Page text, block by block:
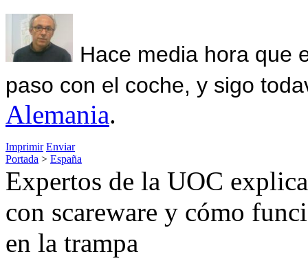
Hace media hora que
paso con el coche, y sigo
Alemania.
Imprimir Enviar
Portada > España
Expertos de la UOC
con scareware y cómo
en la trampa